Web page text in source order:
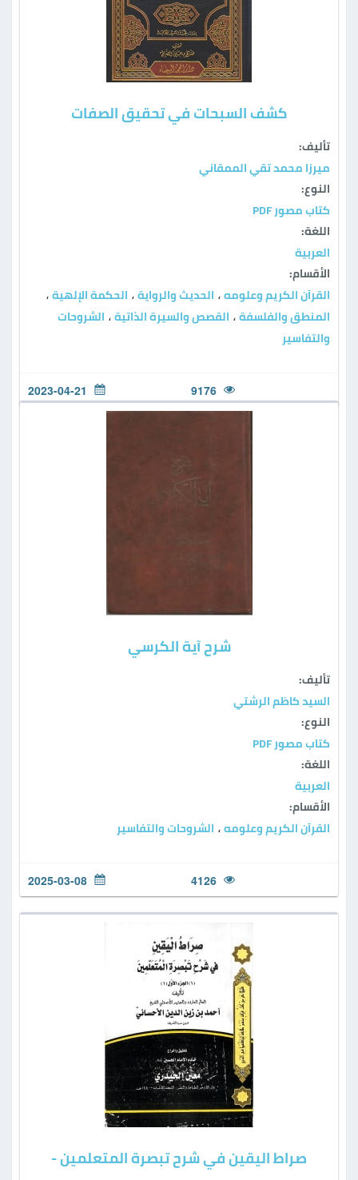
كشف السبحات في تحقيق الصفات
تأليف:
ميرزا محمد تقي الممقاني
النوع:
كتاب مصور PDF
اللغة:
العربية
الأقسام:
القرآن الكريم وعلومه ، الحديث والرواية ، الحكمة الإلهية ،
المنطق والفلسفة ، القصص والسيرة الذاتية ، الشروحات
والتفاسير
9176
2023-04-21
شرح آية الكرسي
تأليف:
السيد كاظم الرشتي
النوع:
كتاب مصور PDF
اللغة:
العربية
الأقسام:
القرآن الكريم وعلومه ، الشروحات والتفاسير
4126
2025-03-08
صراط اليقين في شرح تبصرة المتعلمين -